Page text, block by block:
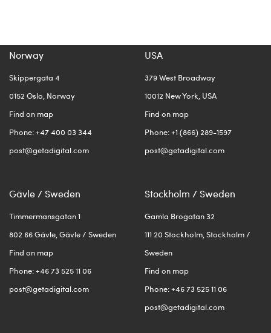
Norway
Skippergata 4
0152 Oslo, Norway
Find on map
Phone: +47 400 03 344
post@getadigital.com
USA
379 West Broadway
10012 New York, USA
Find on map
Phone: +1 (866) 289-1597
post@getadigital.com
Gävle / Sweden
Timmermansgatan 1
802 66 Gävle, Gävle / Sweden
Find on map
Phone: +46 73 525 11 06
post@getadigital.com
Stockholm / Sweden
Gamla Brogatan 32
111 20 Stockholm, Stockholm /
Sweden
Find on map
Phone: +46 73 525 11 06
post@getadigital.com